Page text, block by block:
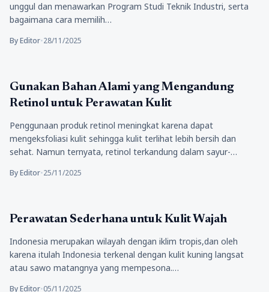
unggul dan menawarkan Program Studi Teknik Industri, serta
bagaimana cara memilih…
By Editor•28/11/2025
Kecantikan
Gunakan Bahan Alami yang Mengandung
Retinol untuk Perawatan Kulit
Penggunaan produk retinol meningkat karena dapat
mengeksfoliasi kulit sehingga kulit terlihat lebih bersih dan
sehat. Namun ternyata, retinol terkandung dalam sayur-
By Editor•25/11/2025
Kecantikan
Perawatan Sederhana untuk Kulit Wajah
Indonesia merupakan wilayah dengan iklim tropis,dan oleh
karena itulah Indonesia terkenal dengan kulit kuning langsat
atau sawo matangnya yang mempesona.…
By Editor•05/11/2025